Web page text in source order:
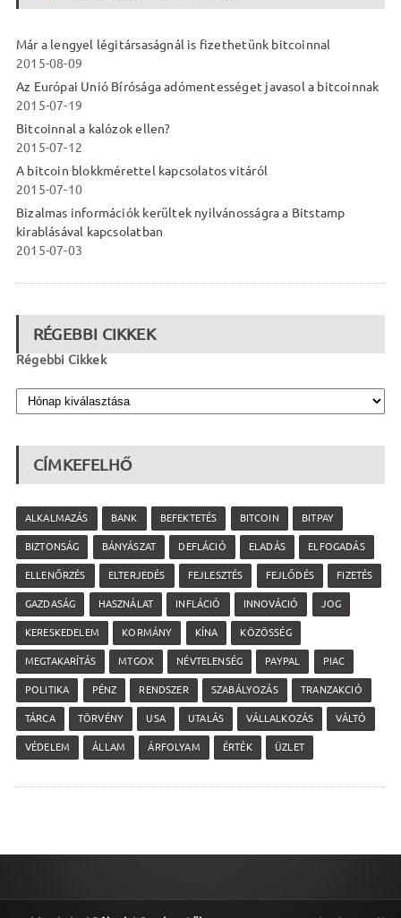
Már a lengyel légitársaságnál is fizethetünk bitcoinnal
2015-08-09
Az Európai Unió Bírósága adómentességet javasol a bitcoinnak
2015-07-19
Bitcoinnal a kalózok ellen?
2015-07-12
A bitcoin blokkmérettel kapcsolatos vitáról
2015-07-10
Bizalmas információk kerültek nyilvánosságra a Bitstamp
kirablásával kapcsolatban
2015-07-03
RÉGEBBI CIKKEK
Régebbi Cikkek
CÍMKEFELHŐ
ALKALMAZÁS BANK BEFEKTETÉS BITCOIN BITPAY
BIZTONSÁG BÁNYÁSZAT DEFLÁCIÓ ELADÁS ELFOGADÁS
ELLENŐRZÉS ELTERJEDÉS FEJLESZTÉS FEJLŐDÉS FIZETÉS
GAZDASÁG HASZNÁLAT INFLÁCIÓ INNOVÁCIÓ JOG
KERESKEDELEM KORMÁNY KÍNA KÖZÖSSÉG
MEGTAKARÍTÁS MTGOX NÉVTELENSÉG PAYPAL PIAC
POLITIKA PÉNZ RENDSZER SZABÁLYOZÁS TRANZAKCIÓ
TÁRCA TÖRVÉNY USA UTALÁS VÁLLALKOZÁS VÁLTÓ
VÉDELEM ÁLLAM ÁRFOLYAM ÉRTÉK ÜZLET